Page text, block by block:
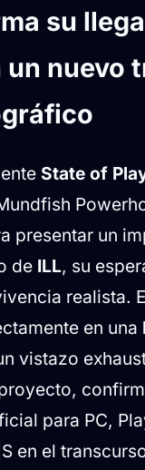
y mecánicas de
su
un nuevo
State of
presentar un
de ILL, su
realista.
en una
vistazo
para PC,
en el